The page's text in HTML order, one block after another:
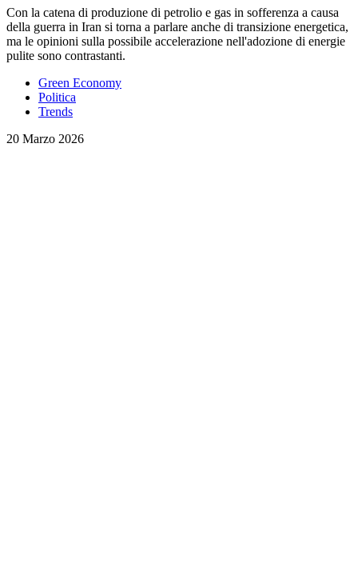
Con la catena di produzione di petrolio e gas in sofferenza a causa
della guerra in Iran si torna a parlare anche di transizione energetica,
ma le opinioni sulla possibile accelerazione nell'adozione di energie
pulite sono contrastanti.
Green Economy
Politica
Trends
20 Marzo 2026